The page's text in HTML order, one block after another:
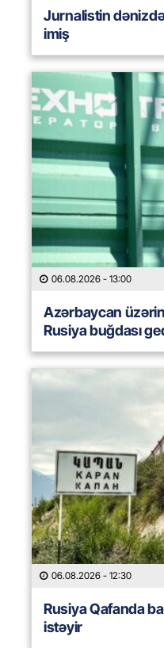
Jurnalistin
imiş
06.08.2026 - 13:00
Azərbaycan
Rusiya buğdası
06.08.2026 - 12:30
Rusiya Qafanda
istəyir